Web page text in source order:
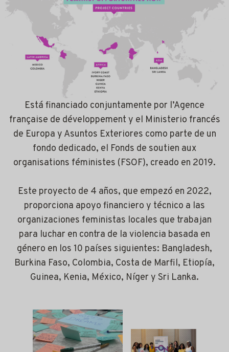
Está financiado conjuntamente por l’Agence
française de développement y el Ministerio francés
de Europa y Asuntos Exteriores como parte de un
fondo dedicado, el Fonds de soutien aux
organisations féministes (FSOF), creado en 2019.
Este proyecto de 4 años, que empezó en 2022,
proporciona apoyo financiero y técnico a las
organizaciones feministas locales que trabajan
para luchar en contra de la violencia basada en
género en los 10 países siguientes: Bangladesh,
Burkina Faso, Colombia, Costa de Marfil, Etiopía,
Guinea, Kenia, México, Níger y Sri Lanka.